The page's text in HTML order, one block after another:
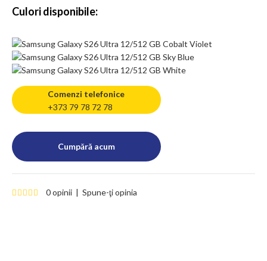
Culori disponibile:
Comenzi telefonice
+373 79 78 72 78
0 opinii | Spune-ţi opinia